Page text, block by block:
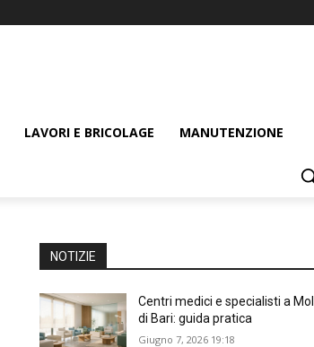
LAVORI E BRICOLAGE MANUTENZIONE
NOTIZIE
Centri medici e specialisti a
di Bari: guida pratica
Giugno 7, 2026 19:18